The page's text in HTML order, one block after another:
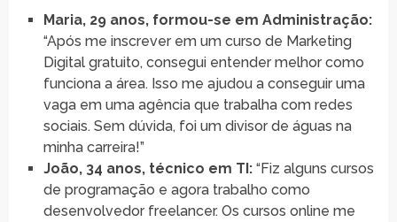
Maria, 29 anos, formou-se em Administração:
“Após me inscrever em um curso de Marketing
Digital gratuito, consegui entender melhor como
funciona a área. Isso me ajudou a conseguir uma
vaga em uma agência que trabalha com redes
sociais. Sem dúvida, foi um divisor de águas na
minha carreira!”
João, 34 anos, técnico em TI:“Fiz alguns cursos
de programação e agora trabalho como
desenvolvedor freelancer. Os cursos online me